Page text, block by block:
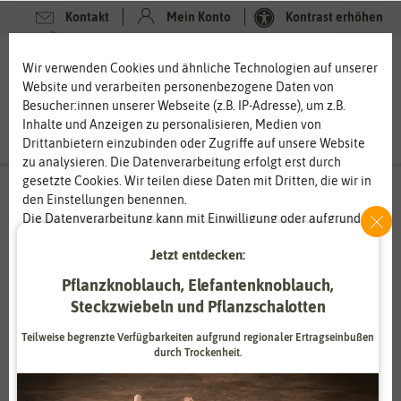
Kontakt Mein Konto Kontrast erhöhen
Wir verwenden Cookies und ähnliche Technologien auf unserer
Website und verarbeiten personenbezogene Daten von
Besucher:innen unserer Webseite (z.B. IP-Adresse), um z.B.
Inhalte und Anzeigen zu personalisieren, Medien von
Drittanbietern einzubinden oder Zugriffe auf unsere Website
zu analysieren. Die Datenverarbeitung erfolgt erst durch
gesetzte Cookies. Wir teilen diese Daten mit Dritten, die wir in
den Einstellungen benennen.
Die Datenverarbeitung kann mit Einwilligung oder aufgrund
eines berechtigten Interesses erfolgen. Die Zustimmung kann
erteilt oder abgelehnt werden. Es besteht das Recht, nicht
Zeitpunkt zu ändern oder zu widerrufen. Weitere
Informationen zur Verwendung personenbezogener Daten und
den Diensten erklären wir in unserer
Daten­schutz­erklärung .
Essenziell Statistik
Jetzt entdecken:
Pflanzknoblauch, Elefantenknoblauch,
Steckzwiebeln und Pflanzschalotten
Teilweise begrenzte Verfügbarkeiten aufgrund regionaler Ertragseinbußen
durch Trockenheit.